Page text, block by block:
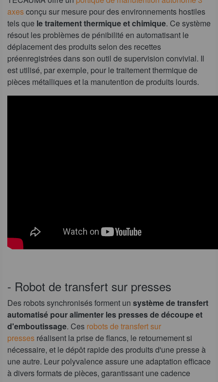
axesconçu sur mesure pour des environnements hostiles
tels que le traitement thermique et chimique. Ce système
résout les problèmes de pénibilité en automatisant le
déplacement des produits selon des recettes
préenregistrées dans son outil de supervision convivial. Il
est utilisé, par exemple, pour le traitement thermique de
pièces métalliques et la manutention de produits lourds.
- Robot de transfert sur presses
Des robots synchronisés forment un système de transfert
automatisé pour alimenter les presses de découpe et
d'emboutissage. Ces robots de transfert sur
presses réalisent la prise de flancs, le retournement si
nécessaire, et le dépôt rapide des produits d'une presse à
une autre. Leur polyvalence assure une adaptation efficace
à divers formats de pièces, garantissant une cadence